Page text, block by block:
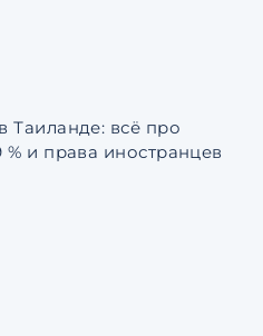
Таиланде: всё про
и права иностранцев